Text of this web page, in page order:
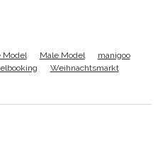
Model Male Model
manigoo
Weihnachtsmarkt